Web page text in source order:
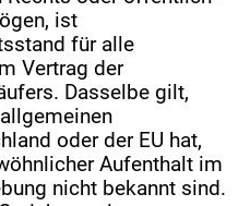
ist
für alle
Vertrag der
Dasselbe gilt,
oder der EU hat,
Aufenthalt im
nicht bekannt sind.